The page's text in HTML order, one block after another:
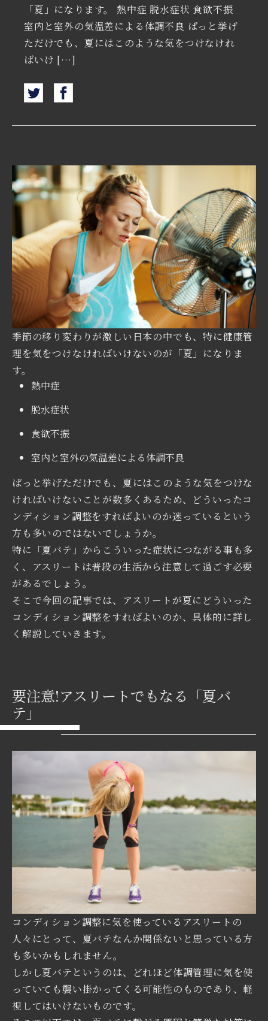
「夏」になります。 熱中症 脱水症状 食欲不振
室内と室外の気温差による体調不良 ぱっと挙げ
ただけでも、夏にはこのような気をつけなけれ
ばいけ […]
季節の移り変わりが激しい日本の中でも、特に健康管
理を気をつけなければいけないのが「夏」になりま
す。
熱中症
脱水症状
食欲不振
室内と室外の気温差による体調不良
ぱっと挙げただけでも、夏にはこのような気をつけな
ければいけないことが数多くあるため、どういったコ
ンディション調整をすればよいのか迷っているという
方も多いのではないでしょうか。
特に「夏バテ」からこういった症状につながる事も多
く、アスリートは普段の生活から注意して過ごす必要
があるでしょう。
そこで今回の記事では、アスリートが夏にどういった
コンディション調整をすればよいのか、具体的に詳し
く解説していきます。
要注意!アスリートでもなる「夏バ
テ」
コンディション調整に気を使っているアスリートの
人々にとって、夏バテなんか関係ないと思っている方
も多いかもしれません。
しかし夏バテというのは、どれほど体調管理に気を使
っていても襲い掛かってくる可能性のものであり、軽
視してはいけないものです。